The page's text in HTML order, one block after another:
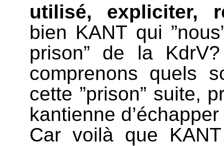
utilisé, expliciter,
bien KANT qui
prison” de la
comprenons quels
cette ”prison” suite,
kantienne
Car voilà que